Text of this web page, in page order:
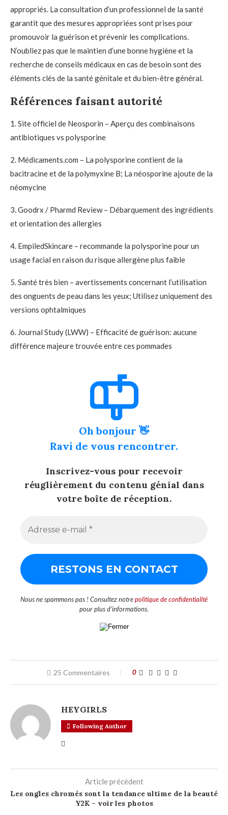
appropriés. La consultation d’un professionnel de la santé
garantit que des mesures appropriées sont prises pour
promouvoir la guérison et prévenir les complications.
N’oubliez pas que le maintien d’une bonne hygiène et la
recherche de conseils médicaux en cas de besoin sont des
éléments clés de la santé génitale et du bien-être général.
Références faisant autorité
1. Site officiel de Neosporin – Aperçu des combinaisons
antibiotiques vs polysporine
2. Médicaments.com – La polysporine contient de la
bacitracine et de la polymyxine B; La néosporine ajoute de la
néomycine
3. Goodrx / Pharmd Review – Débarquement des ingrédients
et orientation des allergies
4. EmpiledSkincare – recommande la polysporine pour un
usage facial en raison du risque allergène plus faible
5. Santé très bien – avertissements concernant l’utilisation
des onguents de peau dans les yeux; Utilisez uniquement des
versions ophtalmiques
6. Journal Study (LWW) – Efficacité de guérison: aucune
différence majeure trouvée entre ces pommades
Oh bonjour 👋
Ravi de vous rencontrer.
Inscrivez-vous pour recevoir
réuglièrement du contenu génial dans
votre boîte de réception.
Nous ne spammons pas ! Consultez notrepolitique de confidentialité
pour plus d’informations.
25 Commentaires 0
HEYGIRLS
Following Author
Article précédent
Les ongles chromés sont la tendance ultime de la beauté
Y2K – voir les photos